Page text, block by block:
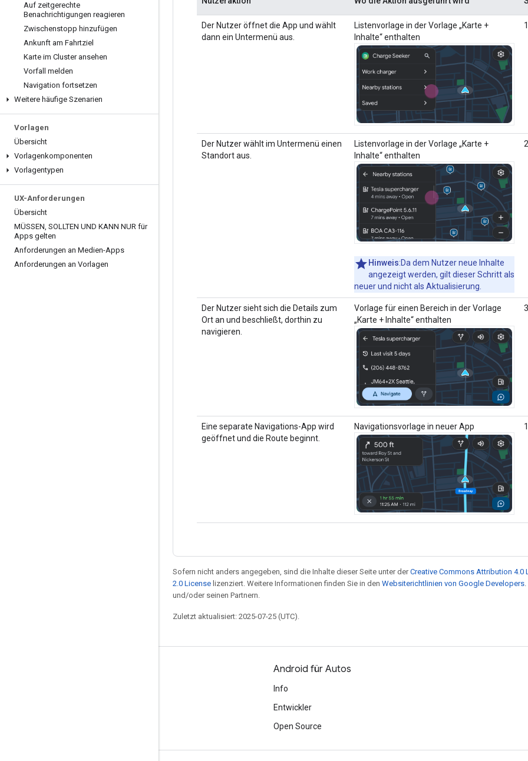
Auf zeitgerechte
Benachrichtigungen reagieren
Zwischenstopp hinzufügen
Ankunft am Fahrtziel
Karte im Cluster ansehen
Vorfall melden
Navigation fortsetzen
Weitere häufige Szenarien
Vorlagen
Übersicht
Vorlagenkomponenten
Vorlagentypen
UX-Anforderungen
Übersicht
MÜSSEN, SOLLTEN UND KANN NUR für
Apps gelten
Anforderungen an Medien-Apps
Anforderungen an Vorlagen
Der Nutzer öffnet die App und wählt
dann ein Untermenü aus.
Listenvorlage in der Vorlage „Karte +
Inhalte“ enthalten
1
Der Nutzer wählt im Untermenü einen
Standort aus.
Listenvorlage in der Vorlage „Karte +
Inhalte“ enthalten
Hinweis:Da dem Nutzer neue Inhalte
angezeigt werden, gilt dieser Schritt als
neuer und nicht als Aktualisierung.
2
Der Nutzer sieht sich die Details zum
Ort an und beschließt, dorthin zu
navigieren.
Vorlage für einen Bereich in der Vorlage
„Karte + Inhalte“ enthalten
3
Eine separate Navigations-App wird
geöffnet und die Route beginnt.
Navigationsvorlage in neuer App 1
Sofern nicht anders angegeben, sind die Inhalte dieser Seite unter derCreative Commons Attribution 4.0
2.0 License lizenziert. Weitere Informationen finden Sie in den Websiterichtlinien von Google Developers
und/oder seinen Partnern.
Zuletzt aktualisiert: 2025-07-25 (UTC).
Android für Autos
Info
Entwickler
Open Source